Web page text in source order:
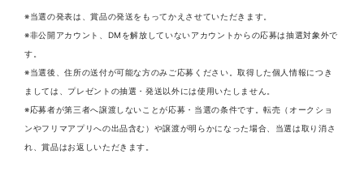
※当選の発表は、賞品の発送をもってかえさせていただきます。
※非公開アカウント、DMを解放していないアカウントからの応募は抽選対象外で
す。
※当選後、住所の送付が可能な方のみご応募ください。取得した個人情報につき
ましては、プレゼントの抽選・発送以外には使用いたしません。
※応募者が第三者へ譲渡しないことが応募・当選の条件です。転売（オークショ
ンやフリマアプリへの出品含む）や譲渡が明らかになった場合、当選は取り消さ
れ、賞品はお返しいただきます。